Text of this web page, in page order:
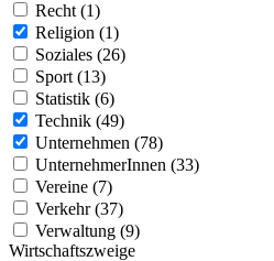
Recht (1)
Religion (1)
Soziales (26)
Sport (13)
Statistik (6)
Technik (49)
Unternehmen (78)
UnternehmerInnen (33)
Vereine (7)
Verkehr (37)
Verwaltung (9)
Wirtschaftszweige